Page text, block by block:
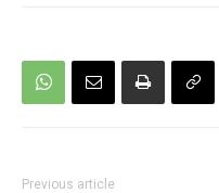
Previous article